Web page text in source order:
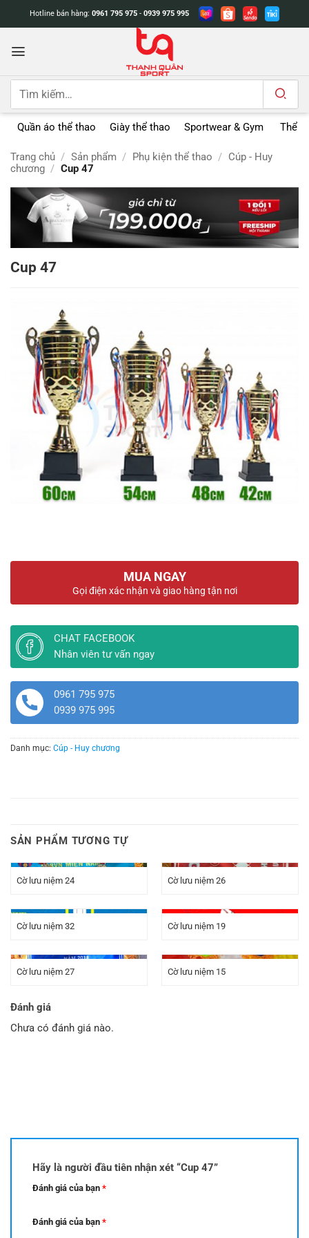
dung
Hotline bán hàng: 0961 795 975 - 0939 975 995
Tìm
Quần áo thể thao Giày thể thao Sportwear & Gym Thể
Trang chủ / Sản phẩm / Phụ kiện thể thao / Cúp - Huy
chương / Cup 47
Cup 47
MUA NGAY
Gọi điện xác nhận và giao hàng tận nơi
CHAT FACEBOOK
Nhân viên tư vấn ngay
0961 795 975
0939 975 995
Danh mục: Cúp - Huy chương
SẢN PHẨM TƯƠNG TỰ
Cờ lưu niệm 24 Cờ lưu niệm 26
Cờ lưu niệm 32 Cờ lưu niệm 19
Cờ lưu niệm 27 Cờ lưu niệm 15
Đánh giá
Chưa có đánh giá nào.
Hãy là người đầu tiên nhận xét “Cup 47”
Đánh giá của bạn *
Đánh giá của bạn *